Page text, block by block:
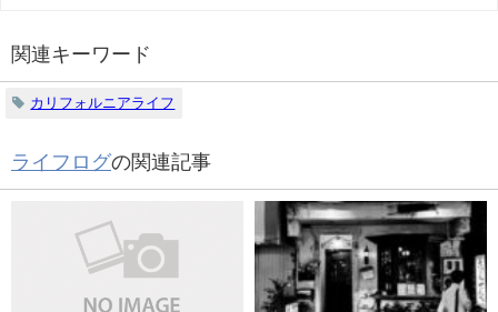
関連キーワード
カリフォルニアライフ
ライフログの関連記事